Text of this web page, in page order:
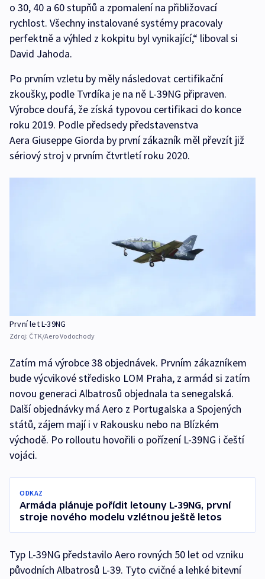
o 30, 40 a 60 stupňů a zpomalení na přibližovací
rychlost. Všechny instalované systémy pracovaly
perfektně a výhled z kokpitu byl vynikající,“ liboval si
David Jahoda.
Po prvním vzletu by měly následovat certifikační
zkoušky, podle Tvrdíka je na ně L-39NG připraven.
Výrobce doufá, že získá typovou certifikaci do konce
roku 2019. Podle předsedy představenstva
Aera Giuseppe Giorda by první zákazník měl převzít již
sériový stroj v prvním čtvrtletí roku 2020.
První let L-39NG
Zdroj: ČTK/Aero Vodochody
Zatím má výrobce 38 objednávek. Prvním zákazníkem
bude výcvikové středisko LOM Praha, z armád si zatím
novou generaci Albatrosů objednala ta senegalská.
Další objednávky má Aero z Portugalska a Spojených
států, zájem mají i v Rakousku nebo na Blízkém
východě. Po rolloutu hovořili o pořízení L-39NG i čeští
vojáci.
ODKAZ
Armáda plánuje pořídit letouny L-39NG, první
stroje nového modelu vzlétnou ještě letos
Typ L-39NG představilo Aero rovných 50 let od vzniku
původních Albatrosů L-39. Tyto cvičné a lehké bitevní